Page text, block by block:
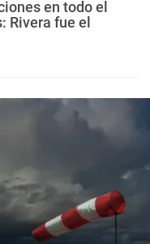
en todo el
Rivera fue el